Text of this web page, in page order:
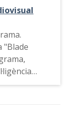
"Blade